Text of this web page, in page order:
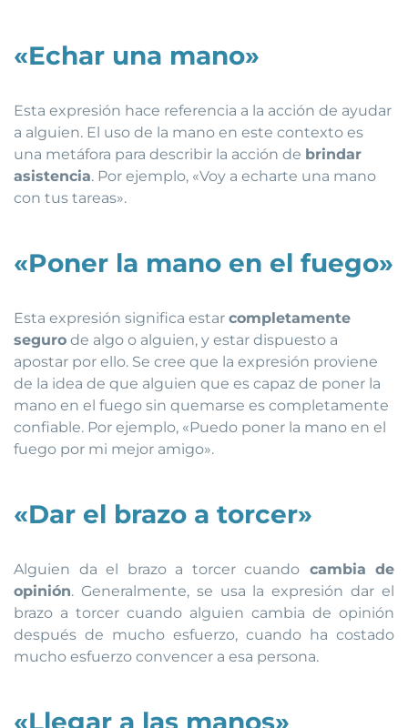
«Echar una mano»
Esta expresión hace referencia a la acción de ayudar
a alguien. El uso de la mano en este contexto es
una metáfora para describir la acción de brindar
asistencia. Por ejemplo, «Voy a echarte una mano
con tus tareas».
«Poner la mano en el fuego»
Esta expresión significa estar completamente
seguro de algo o alguien, y estar dispuesto a
apostar por ello. Se cree que la expresión proviene
de la idea de que alguien que es capaz de poner la
mano en el fuego sin quemarse es completamente
confiable. Por ejemplo, «Puedo poner la mano en el
fuego por mi mejor amigo».
«Dar el brazo a torcer»
Alguien da el brazo a torcer cuando cambia de
opinión. Generalmente, se usa la expresión dar el
brazo a torcer cuando alguien cambia de opinión
después de mucho esfuerzo, cuando ha costado
mucho esfuerzo convencer a esa persona.